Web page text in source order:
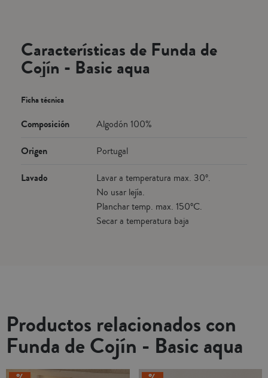
Características de Funda de
Cojín - Basic aqua
Ficha técnica
Composición Algodón 100%
Origen Portugal
Lavado
Lavar a temperatura max. 30º.
No usar lejía.
Planchar temp. max. 150ºC.
Secar a temperatura baja
Productos relacionados con
Funda de Cojín - Basic aqua